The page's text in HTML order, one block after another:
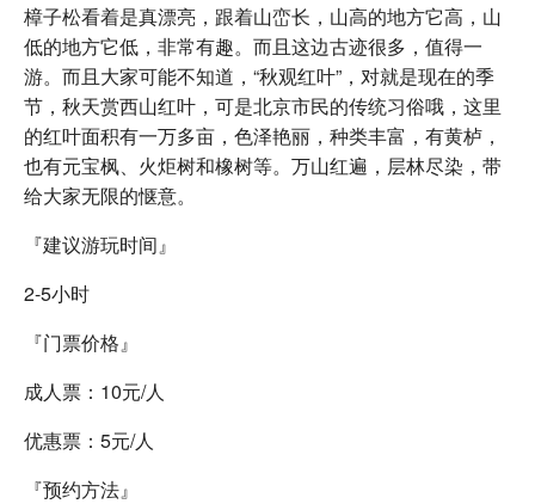
樟子松看着是真漂亮，跟着山峦长，山高的地方它高，山
低的地方它低，非常有趣。而且这边古迹很多，值得一
游。而且大家可能不知道，“秋观红叶”，对就是现在的季
节，秋天赏西山红叶，可是北京市民的传统习俗哦，这里
的红叶面积有一万多亩，色泽艳丽，种类丰富，有黄栌，
也有元宝枫、火炬树和橡树等。万山红遍，层林尽染，带
给大家无限的惬意。
『建议游玩时间』
2-5小时
『门票价格』
成人票：10元/人
优惠票：5元/人
『预约方法』